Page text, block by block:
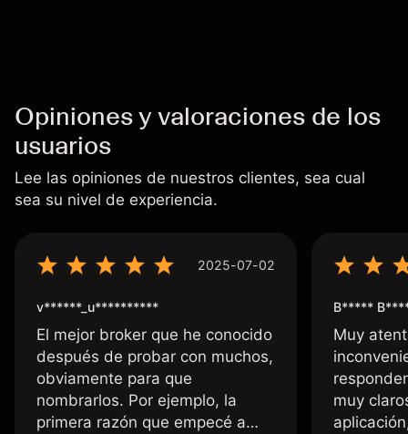
Opiniones y valoraciones de los
usuarios
Lee las opiniones de nuestros clientes, sea cual
sea su nivel de experiencia.
2025-07-02
v******_u**********
El mejor broker que he conocido
después de probar con muchos,
obviamente para que
nombrarlos. Por ejemplo, la
primera razón que empecé a
B*****
Muy
muy